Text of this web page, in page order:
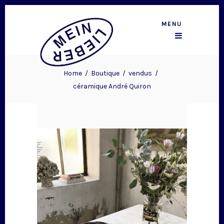
MENU
Home/ Boutique/ vendus /
céramique André Quiron